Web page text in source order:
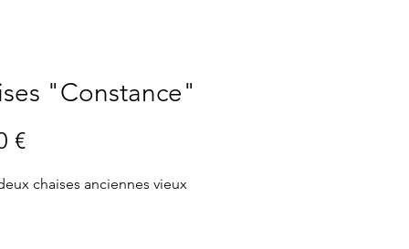
"Constance"
€Prix
chaises anciennes vieux